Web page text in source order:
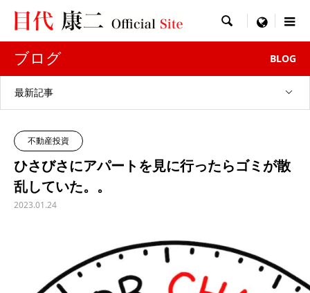
 menu
ブログ BLOG
最新記事
不動産投資
ひさびさにアパートを見に行ったらゴミが散
乱していた。。
2023.01.24